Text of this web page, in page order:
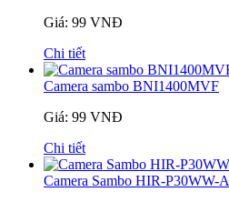
Giá: 99 VNĐ
Chi tiết
Camera sambo BNI1400MVF
Giá: 99 VNĐ
Chi tiết
Camera Sambo HIR-P30WW-A